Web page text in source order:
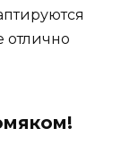
отлично